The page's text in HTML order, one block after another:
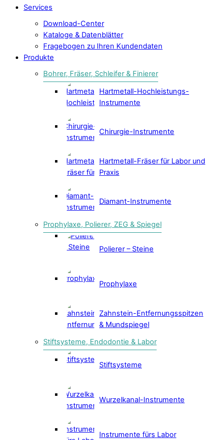
Services
Download-Center
Kataloge & Datenblätter
Fragebogen zu Ihren Kundendaten
Produkte
Bohrer, Fräser, Schleifer & Finierer
Hartmetall-Hochleistungs-
Instrumente
Chirurgie-Instrumente
Hartmetall-Fräser für Labor und
Praxis
Diamant-Instrumente
Prophylaxe, Polierer, ZEG & Spiegel
Polierer – Steine
Prophylaxe
Zahnstein-Entfernungsspitzen
& Mundspiegel
Stiftsysteme, Endodontie & Labor
Stiftsysteme
Wurzelkanal-Instrumente
Instrumente fürs Labor